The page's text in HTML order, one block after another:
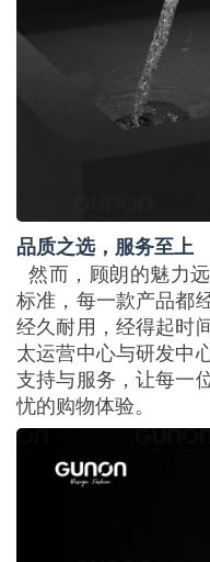
品质之选，服务至上
然而，顾朗的魅力
标准，每一款产品都
经久耐用，经得起时
太运营中心与研发中
支持与服务，让每一
忧的购物体验。